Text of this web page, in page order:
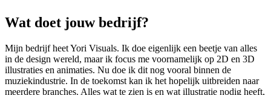
Wat doet jouw bedrijf?
Mijn bedrijf heet Yori Visuals. Ik doe eigenlijk een beetje van alles
in de design wereld, maar ik focus me voornamelijk op 2D en 3D
illustraties en animaties. Nu doe ik dit nog vooral binnen de
muziekindustrie. In de toekomst kan ik het hopelijk uitbreiden naar
meerdere branches. Alles wat te zien is en wat illustratie nodig heeft,